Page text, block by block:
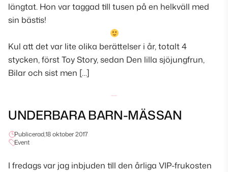
längtat. Hon var taggad till tusen på en helkväll med
sin bästis!
Kul att det var lite olika berättelser i år, totalt 4
stycken, först Toy Story, sedan Den lilla sjöjungfrun,
Bilar och sist men […]
UNDERBARA BARN-MÄSSAN
Publicerad,18 oktober 2017
Event
I fredags var jag inbjuden till den årliga VIP-frukosten